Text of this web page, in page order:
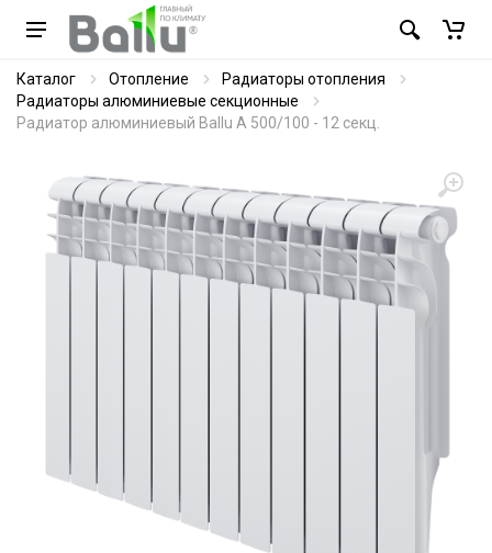
Каталог Отопление
Радиаторы отопления
Радиаторы алюминиевые секционные
Радиатор алюминиевый Ballu A 500/100 - 12 секц.